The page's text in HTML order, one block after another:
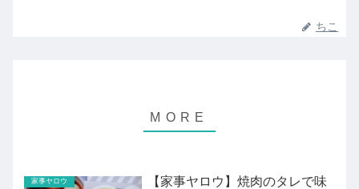
ちこ
家事ヤロウ
【家事ヤロウ】焼肉のタレで味